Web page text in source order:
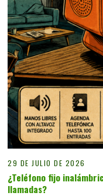
29 DE JULIO DE 2026
¿Teléfono fijo
llamadas?